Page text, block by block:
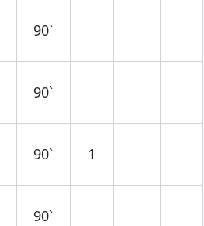
90`
90`
90` 1
90`